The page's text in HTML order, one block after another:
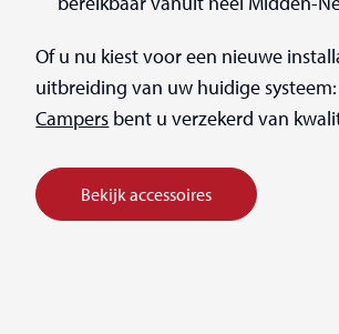
Of u nu kiest voor een nieuwe
uitbreiding van uw huidige
Campers bent u verzekerd van
Bekijk accessoires